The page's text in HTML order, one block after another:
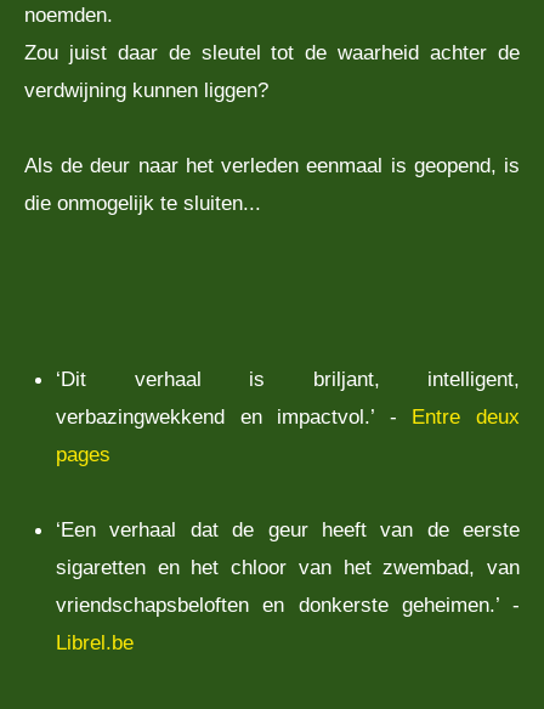
noemden.
Zou juist daar de sleutel tot de waarheid achter de
verdwijning kunnen liggen?
Als de deur naar het verleden eenmaal is geopend, is
die onmogelijk te sluiten...
‘Dit verhaal is briljant, intelligent,
verbazingwekkend en impactvol.’ - Entre deux
pages
‘Een verhaal dat de geur heeft van de eerste
sigaretten en het chloor van het zwembad, van
vriendschapsbeloften en donkerste geheimen.’ -
Librel.be